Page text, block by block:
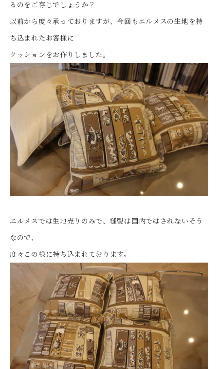
るのをご存じでしょうか？
以前から度々承っておりますが、今回もエルメスの生地を持
ち込まれたお客様に
クッションをお作りしました。
エルメスでは生地売りのみで、縫製は国内ではされないそう
なので、
度々この様に持ち込まれております。